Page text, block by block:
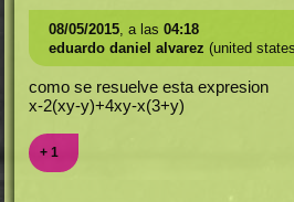
08/05/2015, a las 04:18
eduardo daniel alvarez (united
como se resuelve esta expresion
x-2(xy-y)+4xy-x(3+y)
+ 1